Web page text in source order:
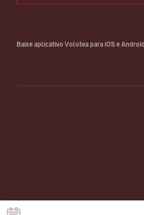
Baixe aplicativo Volotea para iOS e Android